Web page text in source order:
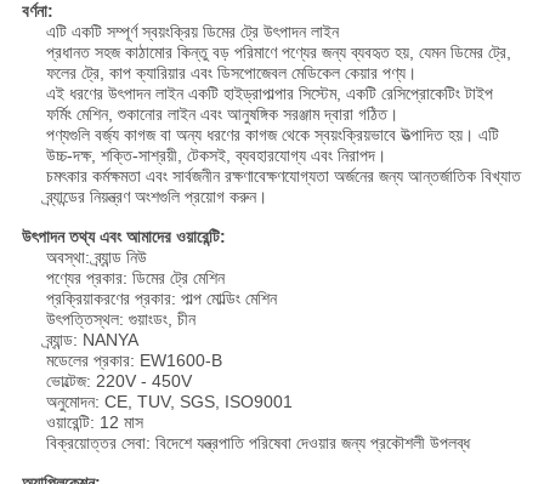
বর্ণনা:
এটি একটি সম্পূর্ণ স্বয়ংক্রিয় ডিমের ট্রে উৎপাদন লাইন
প্রধানত সহজ কাঠামোর কিন্তু বড় পরিমাণে পণ্যের জন্য ব্যবহৃত হয়, যেমন ডিমের ট্রে,
ফলের ট্রে, কাপ ক্যারিয়ার এবং ডিসপোজেবল মেডিকেল কেয়ার পণ্য।
এই ধরণের উৎপাদন লাইন একটি হাইড্রাপাল্পার সিস্টেম, একটি রেসিপ্রোকেটিং টাইপ
ফর্মিং মেশিন, শুকানোর লাইন এবং আনুষঙ্গিক সরঞ্জাম দ্বারা গঠিত।
পণ্যগুলি বর্জ্য কাগজ বা অন্য ধরণের কাগজ থেকে স্বয়ংক্রিয়ভাবে উত্পাদিত হয়। এটি
উচ্চ-দক্ষ, শক্তি-সাশ্রয়ী, টেকসই, ব্যবহারযোগ্য এবং নিরাপদ।
চমৎকার কর্মক্ষমতা এবং সার্বজনীন রক্ষণাবেক্ষণযোগ্যতা অর্জনের জন্য আন্তর্জাতিক বিখ্যাত
ব্র্যান্ডের নিয়ন্ত্রণ অংশগুলি প্রয়োগ করুন।
উৎপাদন তথ্য এবং আমাদের ওয়ারেন্টি:
অবস্থা: ব্র্যান্ড নিউ
পণ্যের প্রকার: ডিমের ট্রে মেশিন
প্রক্রিয়াকরণের প্রকার: পাল্প মোল্ডিং মেশিন
উৎপত্তিস্থল: গুয়াংডং, চীন
ব্র্যান্ড: NANYA
মডেলের প্রকার: EW1600-B
ভোল্টেজ: 220V - 450V
অনুমোদন: CE, TUV, SGS, ISO9001
ওয়ারেন্টি: 12 মাস
বিক্রয়োত্তর সেবা: বিদেশে যন্ত্রপাতি পরিষেবা দেওয়ার জন্য প্রকৌশলী উপলব্ধ